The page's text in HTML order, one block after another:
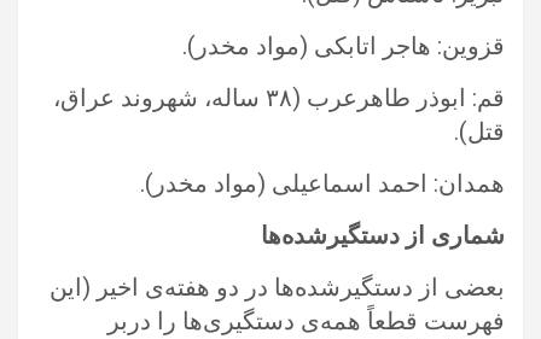
قزوین:‌ هاجر اتابکی (مواد مخدر).‏
قم: ابوذر طاهرعرب (۳۸ ساله، شهروند عراق،
قتل).‏
همدان: احمد اسماعیلی (مواد مخدر).‏
شماری از دستگیرشده‌ها
بعضی از دستگیرشده‌ها در دو هفته‌ی اخیر (این
فهرست قطعاً همه‌ی دستگیری‌‌ها را دربر